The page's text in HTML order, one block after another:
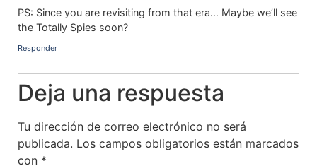
PS: Since you are revisiting from that era… Maybe we’ll see
the Totally Spies soon?
Responder
Deja una respuesta
Tu dirección de correo electrónico no será
publicada. Los campos obligatorios están marcados
con *